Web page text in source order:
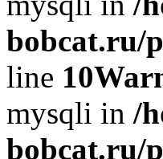
bobcat.ru/
line 10
mysqli in /
bobcat.ru/